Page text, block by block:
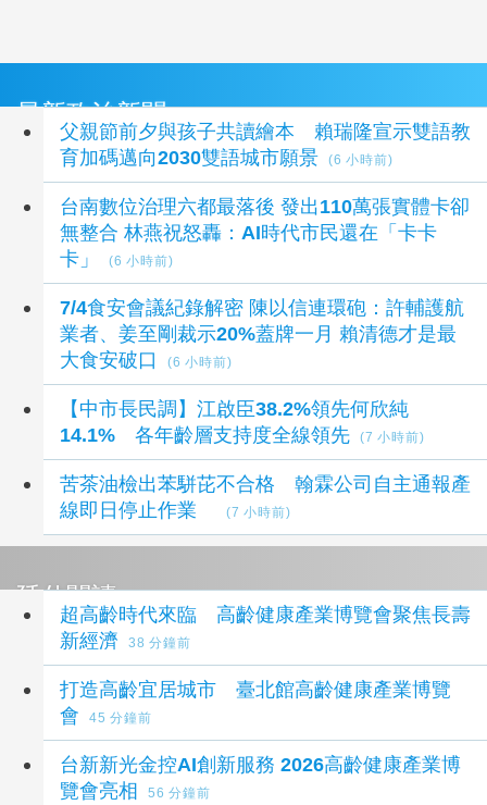
最新政治新聞
父親節前夕與孩子共讀繪本 賴瑞隆宣示雙語教
育加碼邁向2030雙語城市願景
(6 小時前)
台南數位治理六都最落後 發出110萬張實體卡卻
無整合 林燕祝怒轟：AI時代市民還在「卡卡
卡」
(6 小時前)
7/4食安會議紀錄解密 陳以信連環砲：許輔護航
業者、姜至剛裁示20%蓋牌一月 賴清德才是最
大食安破口
(6 小時前)
【中市長民調】江啟臣38.2%領先何欣純
14.1% 各年齡層支持度全線領先
(7 小時前)
苦茶油檢出苯駢芘不合格 翰霖公司自主通報產
線即日停止作業
(7 小時前)
延伸閱讀
超高齡時代來臨 高齡健康產業博覽會聚焦長壽
新經濟
38 分鐘前
打造高齡宜居城市 臺北館高齡健康產業博覽
會
45 分鐘前
台新新光金控AI創新服務 2026高齡健康產業博
覽會亮相
56 分鐘前